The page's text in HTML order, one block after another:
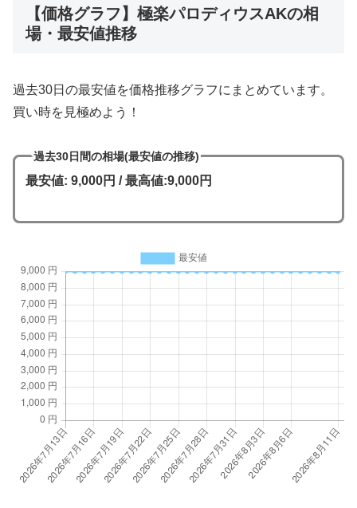
【価格グラフ】極楽パロディウスAKの相
場・最安値推移
過去30日の最安値を価格推移グラフにまとめています。
買い時を見極めよう！
過去30日間の相場(最安値の推移)
最安値: 9,000円 / 最高値:9,000円